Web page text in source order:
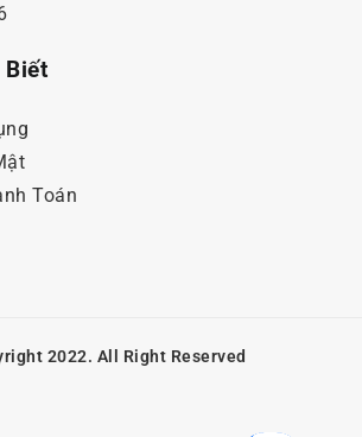
Biết
Toán
2022. All Right Reserved